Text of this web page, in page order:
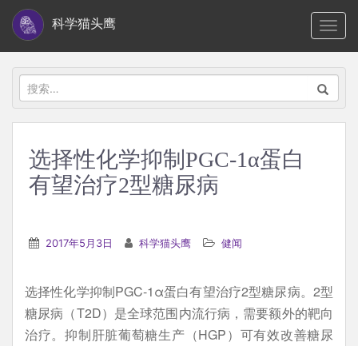
i
科学猫头鹰
搜
索：
选择性化学抑制PGC-1α蛋白
有望治疗2型糖尿病
2017年5月3日 科学猫头鹰 健闻
选择性化学抑制PGC-1α蛋白有望治疗2型糖尿病。2型
糖尿病（T2D）是全球范围内流行病，需要额外的靶向
治疗。抑制肝脏葡萄糖生产（HGP）可有效改善糖尿